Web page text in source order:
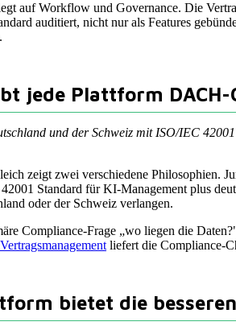
auf Workflow und Governance. Die
auditiert, nicht nur als Features
jede Plattform
und der Schweiz mit ISO/IEC
zeigt zwei verschiedene Philosophien.
Standard für KI-Management plus
oder der Schweiz verlangen.
Compliance-Frage „wo liegen die
liefert die Compliance-
bietet die